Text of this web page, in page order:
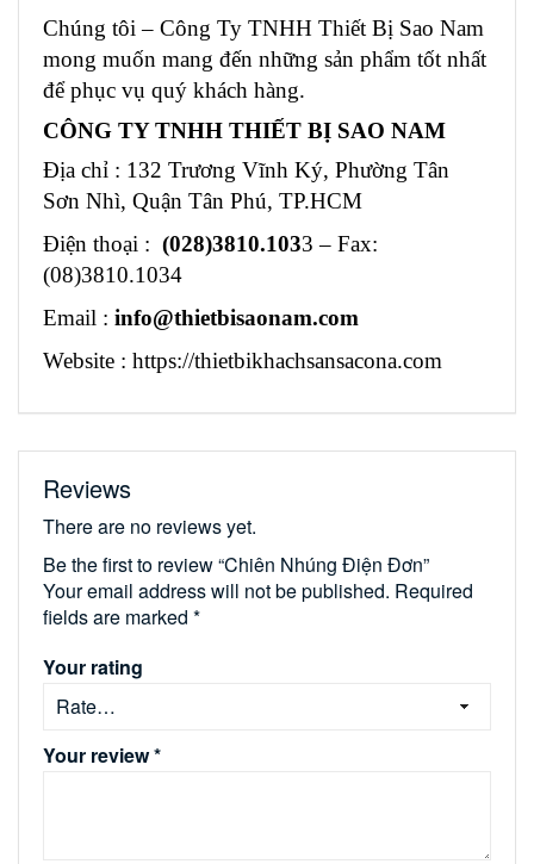
Chúng tôi – Công Ty TNHH Thiết Bị Sao Nam
mong muốn mang đến những sản phẩm tốt nhất
để phục vụ quý khách hàng.
CÔNG TY TNHH THIẾT BỊ SAO NAM
Địa chỉ : 132 Trương Vĩnh Ký, Phường Tân
Sơn Nhì, Quận Tân Phú, TP.HCM
Điện thoại : (028)3810.1033 – Fax:
(08)3810.1034
Email : info@thietbisaonam.com
Website : https://thietbikhachsansacona.com
Reviews
There are no reviews yet.
Be the first to review “Chiên Nhúng Điện Đơn”
Your email address will not be published. Required
fields are marked *
Your rating
Your review*